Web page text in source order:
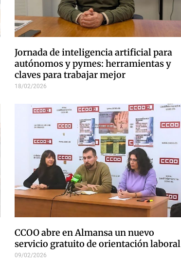
Jornada de inteligencia artificial para
autónomos y pymes: herramientas y
claves para trabajar mejor
18/02/2026
CCOO abre en Almansa un nuevo
servicio gratuito de orientación laboral
09/02/2026